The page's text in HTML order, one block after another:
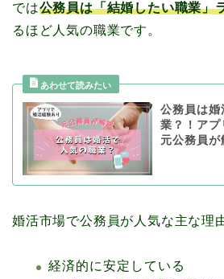
では公務員は「結婚したい職業」
るほど人気の職業です。
公務員は婚
業？！アプ
元公務員が
婚活市場で公務員が人気な主な理
経済的に安定している